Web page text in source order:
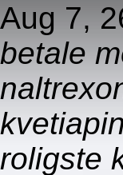
Aug 7,
betale
roligste